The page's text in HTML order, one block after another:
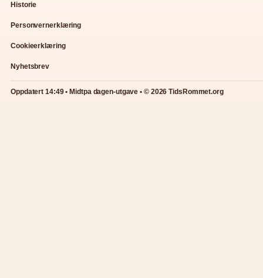
Historie
Personvernerklæring
Cookieerklæring
Nyhetsbrev
Oppdatert 14:49 • Midtpa dagen-utgave • © 2026 TidsRommet.org